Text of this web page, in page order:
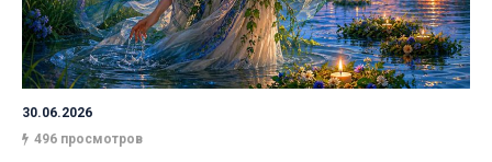
30.06.2026
496 просмотров